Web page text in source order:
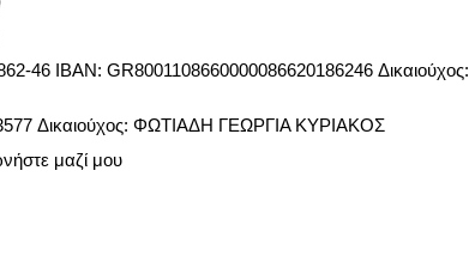
IBAN: GR8001108660000086620186246 Δικαιούχος:
Δικαιούχος: ΦΩΤΙΑΔΗ ΓΕΩΡΓΙΑ ΚΥΡΙΑΚΟΣ
μαζί μου